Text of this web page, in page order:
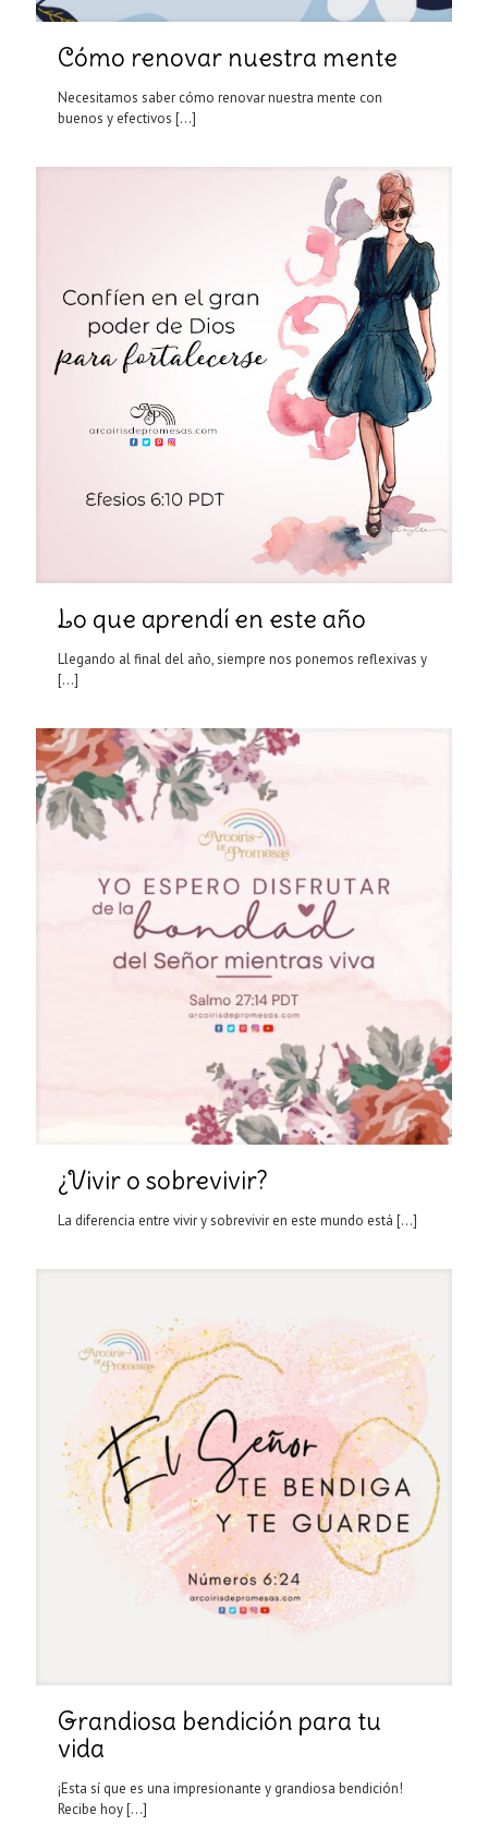
Cómo renovar nuestra mente
Necesitamos saber cómo renovar nuestra mente con
buenos y efectivos […]
Lo que aprendí en este año
Llegando al final del año, siempre nos ponemos reflexivas y
[…]
¿Vivir o sobrevivir?
La diferencia entre vivir y sobrevivir en este mundo está […]
Grandiosa bendición para tu
vida
¡Esta sí que es una impresionante y grandiosa bendición!
Recibe hoy[…]